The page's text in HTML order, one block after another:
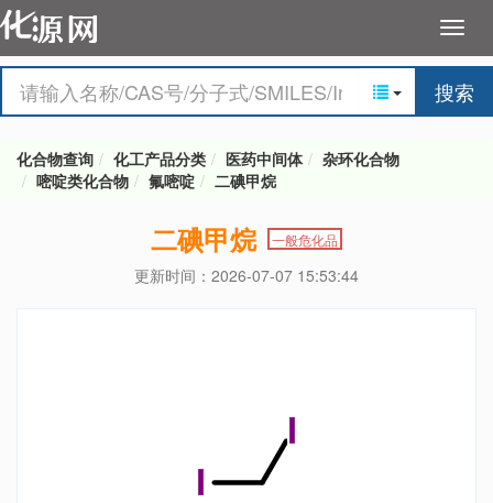
搜索
化合物查询 化工产品分类 医药中间体
杂环化合物
嘧啶类化合物
氟嘧啶 二碘甲烷
二碘甲烷 一般危化品
更新时间：2026-07-07 15:53:44